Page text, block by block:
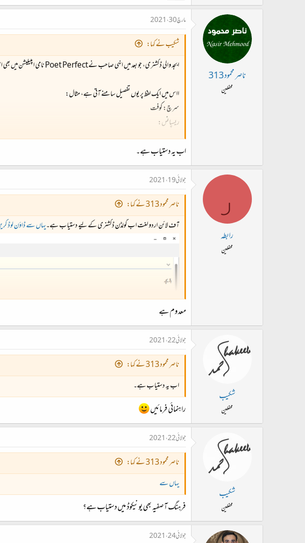
ناصر محمود 313
محفلین
مارچ 30، 2021
شکیب نے کہا:
ابجد والی ڈکشنری، جو بعد میں انہی صاحب نےPoet Perfect نامی اپلیکیشن میں بھی استعمال کی ہے، وہ دستیاب ہو جائے تو سارا کام ایک ہی ڈکشنری سے ہو جائے گا۔ + لغت کبیر تو سونے پر سہاگا۔
ااس میں ایک لفظ پر یوں تفصیل سامنے آتی ہے، مثال:
سرچ: کوفت
ریسپانس:
کوفت
کوفْت {کوفْت (واؤ مجہول)} (فارسی)
اسم کیفیت
معانی
انگریزی ترجمہ
crushing sorrow; grief, sadness, pain, anguish
مرکبات
کوفْت آمیز، کوفْت کاری، کوفْت کُوب، کوفْت گَر، کوفْت گَری
اب یہ دستیاب ہے۔
ر
رابطہ
محفلین
جولائی 19، 2021
ناصر محمود 313 نے کہا:
آف لائن اردو لغت اب گولڈن ڈکشنری کے لیے دستیاب ہے۔یہاں سے ڈاؤن لوڈ
معدوم ہے
شکیب
محفلین
جولائی 22، 2021
ناصر محمود 313 نے کہا:
اب یہ دستیاب ہے۔
راہنمائی فرمائیں
شکیب
محفلین
جولائی 22، 2021
ناصر محمود 313 نے کہا:
یہاں سے
فرہنگ آصفیہ بھی یونیکوڈ میں دستیاب ہے؟
جولائی 24، 2021